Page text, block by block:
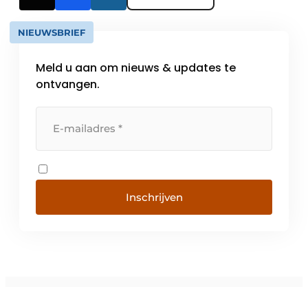
NIEUWSBRIEF
Meld u aan om nieuws & updates te
ontvangen.
Inschrijven